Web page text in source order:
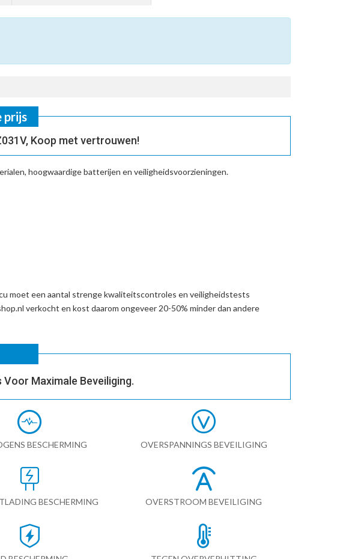
prijs
Koop met vertrouwen!
hoogwaardige batterijen en veiligheidsvoorzieningen.
moet een aantal strenge kwaliteitscontroles en veiligheidstests
verkocht en kost daarom ongeveer 20-50% minder dan andere
Maximale Beveiliging.
BESCHERMING OVERSPANNINGS BEVEILIGING
BESCHERMING OVERSTROOM BEVEILIGING